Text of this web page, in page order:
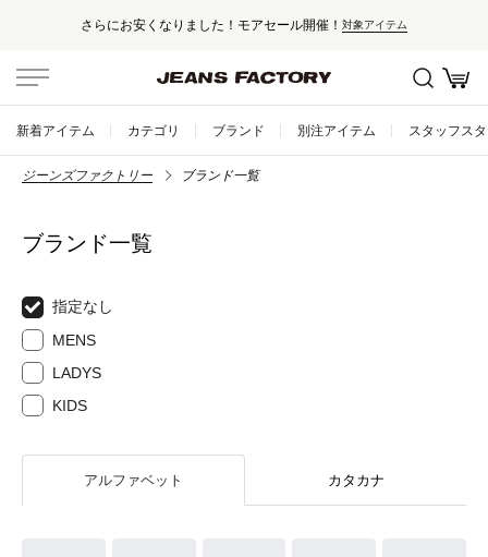
さらにお安くなりました！モアセール開催！ 対象アイテム
新着アイテム カテゴリ ブランド 別注アイテム スタッフス
ジーンズファクトリー ブランド一覧
ブランド一覧
指定なし
MENS
LADYS
KIDS
アルファベット カタカナ